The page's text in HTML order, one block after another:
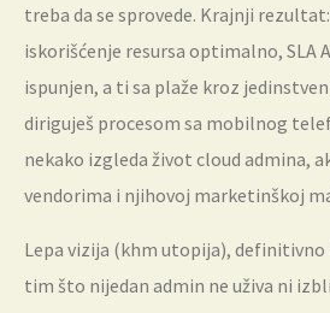
treba da se sprovede. Krajnji
iskorišćenje resursa optimalno, SLA
ispunjen, a ti sa plaže kroz
diriguješ procesom sa mobilnog
nekako izgleda život cloud admina,
vendorima i njihovoj marketinškoj
Lepa vizija (khm utopija),
tim što nijedan admin ne uživa ni